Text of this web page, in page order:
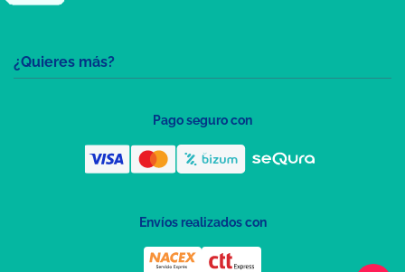
¿Quieres más?
Pago seguro con
Envíos realizados con